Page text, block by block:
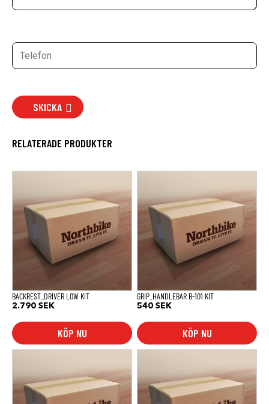
SKICKA
RELATERADE PRODUKTER
BACKREST_DRIVER LOW KIT
2.790 SEK
KÖP NU
GRIP_HANDLEBAR B-101 KIT
540 SEK
KÖP NU